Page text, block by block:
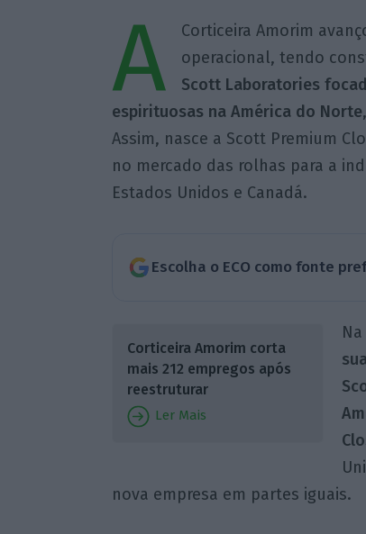
A
Corticeira Amorim
operacional, tendo
Scott Laboratories
espirituosas na América do Norte,
Assim, nasce a Scott Premium
no mercado das rolhas para a
Estados Unidos e Canadá.
Escolha o ECO como fonte
Corticeira Amorim corta
mais 212 empregos após
reestruturar
Ler Mais
nova empresa em partes iguais.